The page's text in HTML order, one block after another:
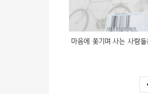
마음에 쫓기며 사는 사람